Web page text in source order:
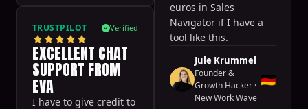
TRUSTPILOT Verified
EXCELLENT CHAT
SUPPORT FROM
EVA
I have to give credit to
euros in Sales
Navigator if I have a
tool like this.
Jule Krummel
Founder &
Growth Hacker ·
New Work Wave
🇩🇪